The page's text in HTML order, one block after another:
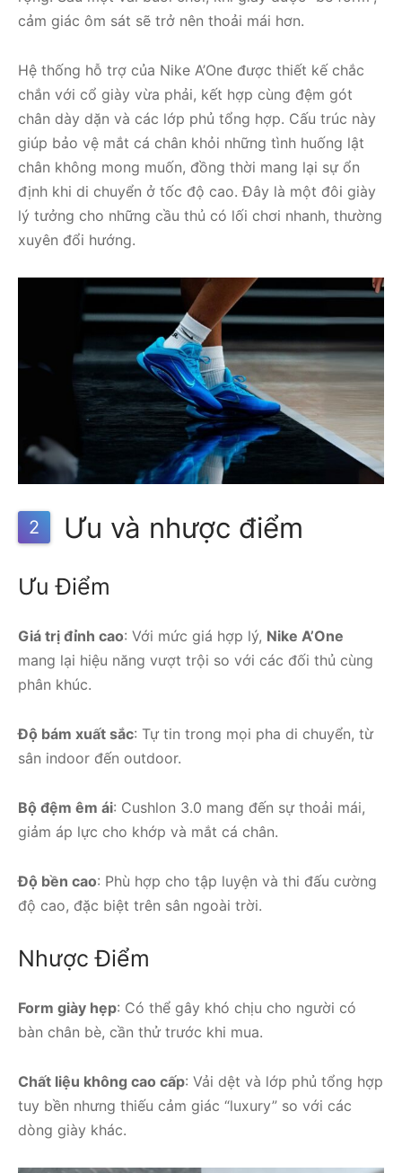
cảm giác ôm sát sẽ trở nên thoải mái hơn.
Hệ thống hỗ trợ của Nike A’One được thiết kế chắc
chắn với cổ giày vừa phải, kết hợp cùng đệm gót
chân dày dặn và các lớp phủ tổng hợp. Cấu trúc này
giúp bảo vệ mắt cá chân khỏi những tình huống lật
chân không mong muốn, đồng thời mang lại sự ổn
định khi di chuyển ở tốc độ cao. Đây là một đôi giày
lý tưởng cho những cầu thủ có lối chơi nhanh, thường
xuyên đổi hướng.
2 Ưu và nhược điểm
Ưu Điểm
Giá trị đỉnh cao: Với mức giá hợp lý, Nike A’One
mang lại hiệu năng vượt trội so với các đối thủ cùng
phân khúc.
Độ bám xuất sắc: Tự tin trong mọi pha di chuyển, từ
sân indoor đến outdoor.
Bộ đệm êm ái: Cushlon 3.0 mang đến sự thoải mái,
giảm áp lực cho khớp và mắt cá chân.
Độ bền cao: Phù hợp cho tập luyện và thi đấu cường
độ cao, đặc biệt trên sân ngoài trời.
Nhược Điểm
Form giày hẹp: Có thể gây khó chịu cho người có
bàn chân bè, cần thử trước khi mua.
Chất liệu không cao cấp: Vải dệt và lớp phủ tổng hợp
tuy bền nhưng thiếu cảm giác “luxury” so với các
dòng giày khác.